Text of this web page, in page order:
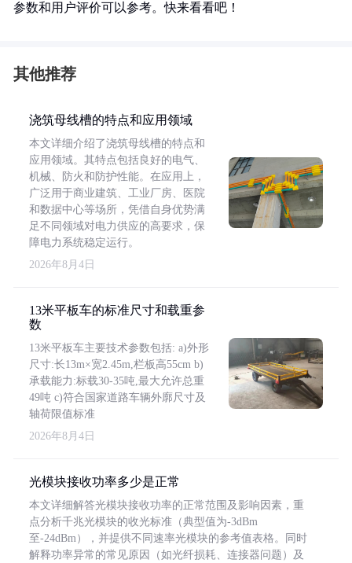
参数和用户评价可以参考。快来看看吧！
其他推荐
浇筑母线槽的特点和应用领域
本文详细介绍了浇筑母线槽的特点和
应用领域。其特点包括良好的电气、
机械、防火和防护性能。在应用上，
广泛用于商业建筑、工业厂房、医院
和数据中心等场所，凭借自身优势满
足不同领域对电力供应的高要求，保
障电力系统稳定运行。
2026年8月4日
13米平板车的标准尺寸和载重参
数
13米平板车主要技术参数包括: a)外形
尺寸:长13m×宽2.45m,栏板高55cm b)
承载能力:标载30-35吨,最大允许总重
49吨 c)符合国家道路车辆外廓尺寸及
轴荷限值标准
2026年8月4日
光模块接收功率多少是正常
本文详细解答光模块接收功率的正常范围及影响因素，重
点分析千兆光模块的收光标准（典型值为-3dBm
至-24dBm），并提供不同速率光模块的参考值表格。同时
解释功率异常的常见原因（如光纤损耗、连接器问题）及